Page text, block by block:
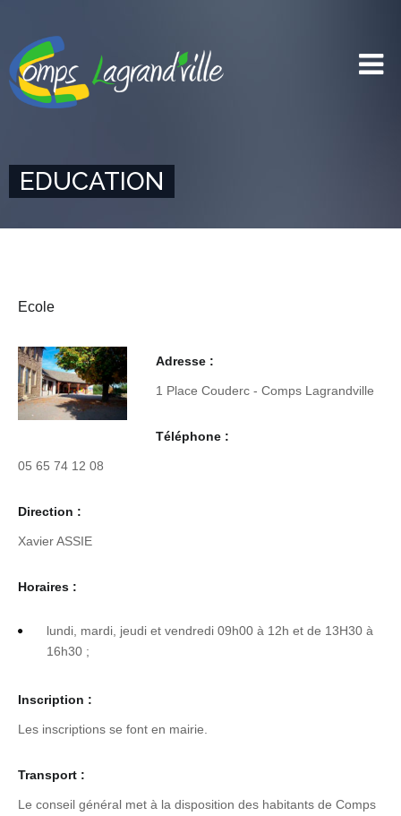
EDUCATION
Ecole
Adresse :
1 Place Couderc - Comps Lagrandville
Téléphone :
05 65 74 12 08
Direction :
Xavier ASSIE
Horaires :
lundi, mardi, jeudi et vendredi 09h00 à 12h et de 13H30 à
16h30 ;
Inscription :
Les inscriptions se font en mairie.
Transport :
Le conseil général met à la disposition des habitants de Comps